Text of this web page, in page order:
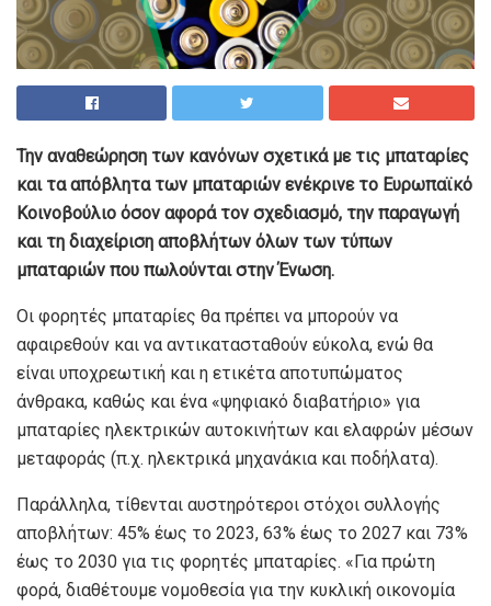
Την αναθεώρηση των κανόνων σχετικά με τις μπαταρίες
και τα απόβλητα των μπαταριών ενέκρινε το Ευρωπαϊκό
Κοινοβούλιο όσον αφορά τον σχεδιασμό, την παραγωγή
και τη διαχείριση αποβλήτων όλων των τύπων
μπαταριών που πωλούνται στην Ένωση.
Οι φορητές μπαταρίες θα πρέπει να μπορούν να
αφαιρεθούν και να αντικατασταθούν εύκολα, ενώ θα
είναι υποχρεωτική και η ετικέτα αποτυπώματος
άνθρακα, καθώς και ένα «ψηφιακό διαβατήριο» για
μπαταρίες ηλεκτρικών αυτοκινήτων και ελαφρών μέσων
μεταφοράς (π.χ. ηλεκτρικά μηχανάκια και ποδήλατα).
Παράλληλα, τίθενται αυστηρότεροι στόχοι συλλογής
αποβλήτων: 45% έως το 2023, 63% έως το 2027 και 73%
έως το 2030 για τις φορητές μπαταρίες. «Για πρώτη
φορά, διαθέτουμε νομοθεσία για την κυκλική οικονομία